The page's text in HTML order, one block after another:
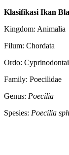
Klasifikasi Ikan
Kingdom: Animalia
Filum: Chordata
Ordo:
Family: Poecilidae
Genus: Poecilia
Spesies: Poecilia